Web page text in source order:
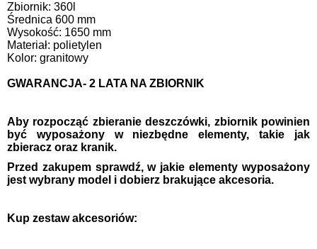
Zbiornik: 360l
Średnica 600 mm
Wysokość: 1650 mm
Materiał: polietylen
Kolor: granitowy
GWARANCJA- 2 LATA NA ZBIORNIK
Aby rozpocząć zbieranie deszczówki, zbiornik powinien
być wyposażony w niezbędne elementy, takie jak
zbieracz oraz kranik.
Przed zakupem sprawdź, w jakie elementy wyposażony
jest wybrany model i dobierz brakujące akcesoria.
Kup zestaw akcesoriów: